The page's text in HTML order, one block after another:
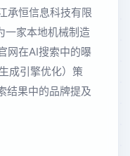
承恒信息科技有限
一家本地机械制造
网在AI搜索中的曝
生成引擎优化）策
结果中的品牌提及